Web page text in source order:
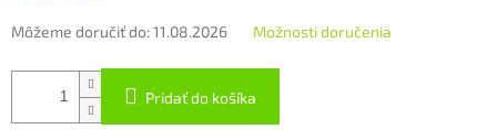
Môžeme doručiť do:11.08.2026 Možnosti doručenia
Pridať do košíka